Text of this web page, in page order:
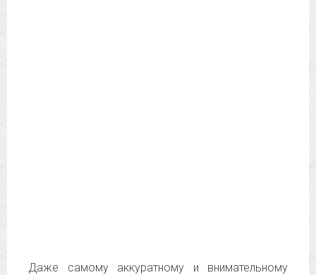
Даже самому аккуратному и внимательному